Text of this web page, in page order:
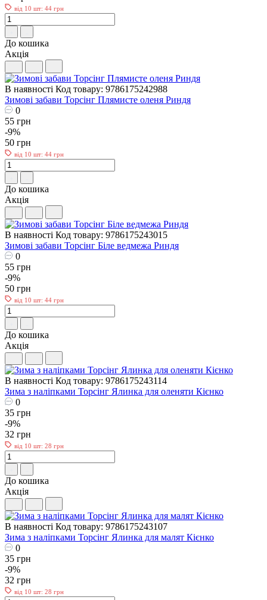
від 10 шт: 44 грн
До кошика
Акція
В наявності Код товару: 9786175242988
Зимові забави Торсiнг Плямисте оленя Риндя
0
55 грн
-9%
50 грн
від 10 шт: 44 грн
До кошика
Акція
В наявності Код товару: 9786175243015
Зимові забави Торсiнг Біле ведмежа Риндя
0
55 грн
-9%
50 грн
від 10 шт: 44 грн
До кошика
Акція
В наявності Код товару: 9786175243114
Зима з наліпками Торсiнг Ялинка для оленяти Кієнко
0
35 грн
-9%
32 грн
від 10 шт: 28 грн
До кошика
Акція
В наявності Код товару: 9786175243107
Зима з наліпками Торсiнг Ялинка для малят Кієнко
0
35 грн
-9%
32 грн
від 10 шт: 28 грн